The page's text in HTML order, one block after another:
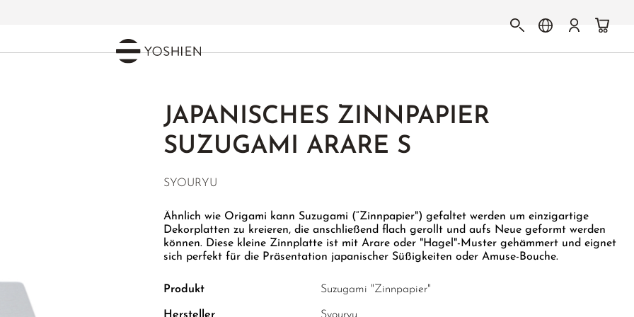
JAPANISCHES ZINNPAPIER
SUZUGAMI ARARE S
SYOURYU
Ähnlich wie Origami kann Suzugami (“Zinnpapier") gefaltet werden um einzigartige
Dekorplatten zu kreieren, die anschließend flach gerollt und aufs Neue geformt werden
können. Diese kleine Zinnplatte ist mit Arare oder "Hagel"-Muster gehämmert und eignet
sich perfekt für die Präsentation japanischer Süßigkeiten oder Amuse-Bouche.
Produkt Suzugami "Zinnpapier"